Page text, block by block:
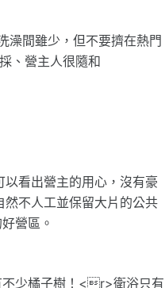
間雖少，但不要擠在熱門
、營主人很隨和
看出營主的用心，沒有豪
不人工並保留大片的公共
營區。
不少橘子樹！<r>衛浴只有